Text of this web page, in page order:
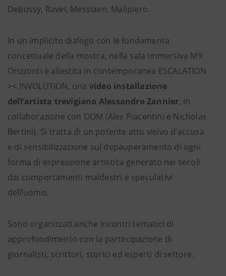
Debussy, Ravel, Messiaen, Malipiero.
In un implicito dialogo con le fondamenta
concettuale della mostra, nella sala immersiva M9
Orizzonti è allestita in contemporanea ESCALATION
>< INVOLUTION, una video installazione
dell’artista trevigiano Alessandro Zannier, in
collaborazione con OOM (Alex Piacentini e Nicholas
Bertini). Si tratta di un potente atto visivo d’accusa
e di sensibilizzazione sul depauperamento di ogni
forma di espressione artistica generato nei secoli
dai comportamenti maldestri e speculativi
dell’uomo.
Sono organizzati anche incontri tematici di
approfondimento con la partecipazione di
giornalisti, scrittori, storici ed esperti di settore.